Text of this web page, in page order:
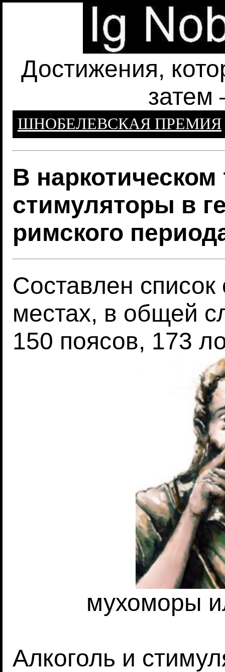
Достижения,
затем
ШНОБЕЛЕВСКАЯ ПРЕМИЯ
В наркотическом
стимуляторы в
римского
Составлен список
местах, в общей
150 поясов, 173
мухоморы
Алкоголь и